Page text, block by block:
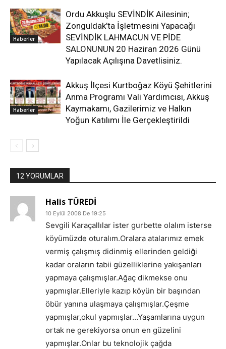
Haberler
Ordu Akkuşlu SEVİNDİK Ailesinin;
Zonguldak’ta İşletmesini Yapacağı
SEVİNDİK LAHMACUN VE PİDE
SALONUNUN 20 Haziran 2026 Günü
Yapılacak Açılışına Davetlisiniz.
Haberler
Akkuş İlçesi Kurtboğaz Köyü Şehitlerini
Anma Programı Vali Yardımcısı, Akkuş
Kaymakamı, Gazilerimiz ve Halkın
Yoğun Katılımı İle Gerçekleştirildi
12 YORUMLAR
Halis TÜREDİ
10 Eylül 2008 De 19:25
Sevgili Karaçallılar ister gurbette olalım isterse
köyümüzde oturalım.Oralara atalarımız emek
vermiş çalışmış didinmiş ellerinden geldiği
kadar oraların tabii güzelliklerine yakışanları
yapmaya çalışmışlar.Ağaç dikmekse onu
yapmışlar.Elleriyle kazıp köyün bir başından
öbür yanına ulaşmaya çalışmışlar.Çeşme
yapmışlar,okul yapmışlar…Yaşamlarına uygun
ortak ne gerekiyorsa onun en güzelini
yapmışlar.Onlar bu teknolojik çağda